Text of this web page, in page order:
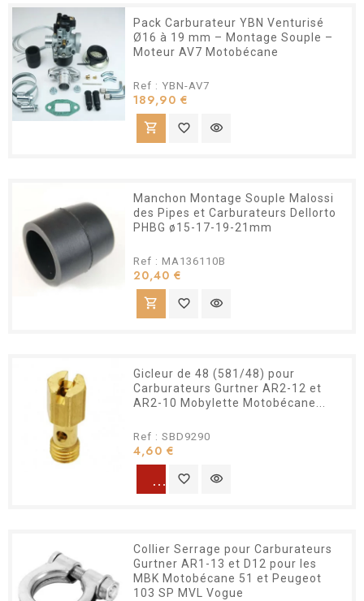
Pack Carburateur YBN Venturisé
Ø16 à 19 mm – Montage Souple –
Moteur AV7 Motobécane
Ref : YBN-AV7
189,90 €
shopping_cart favorite_border visibility
Manchon Montage Souple Malossi
des Pipes et Carburateurs Dellorto
PHBG ø15-17-19-21mm
Ref : MA136110B
20,40 €
shopping_cart favorite_border visibility
Gicleur de 48 (581/48) pour
Carburateurs Gurtner AR2-12 et
AR2-10 Mobylette Motobécane...
Ref : SBD9290
4,60 €
favorite_border visibility
Collier Serrage pour Carburateurs
Gurtner AR1-13 et D12 pour les
MBK Motobécane 51 et Peugeot
103 SP MVL Vogue